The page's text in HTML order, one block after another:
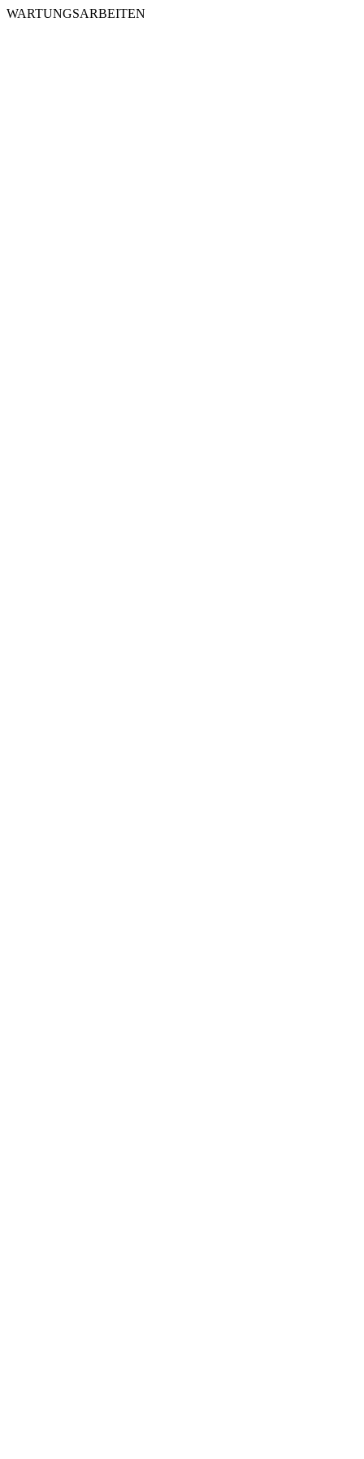
WARTUNGSARBEITEN